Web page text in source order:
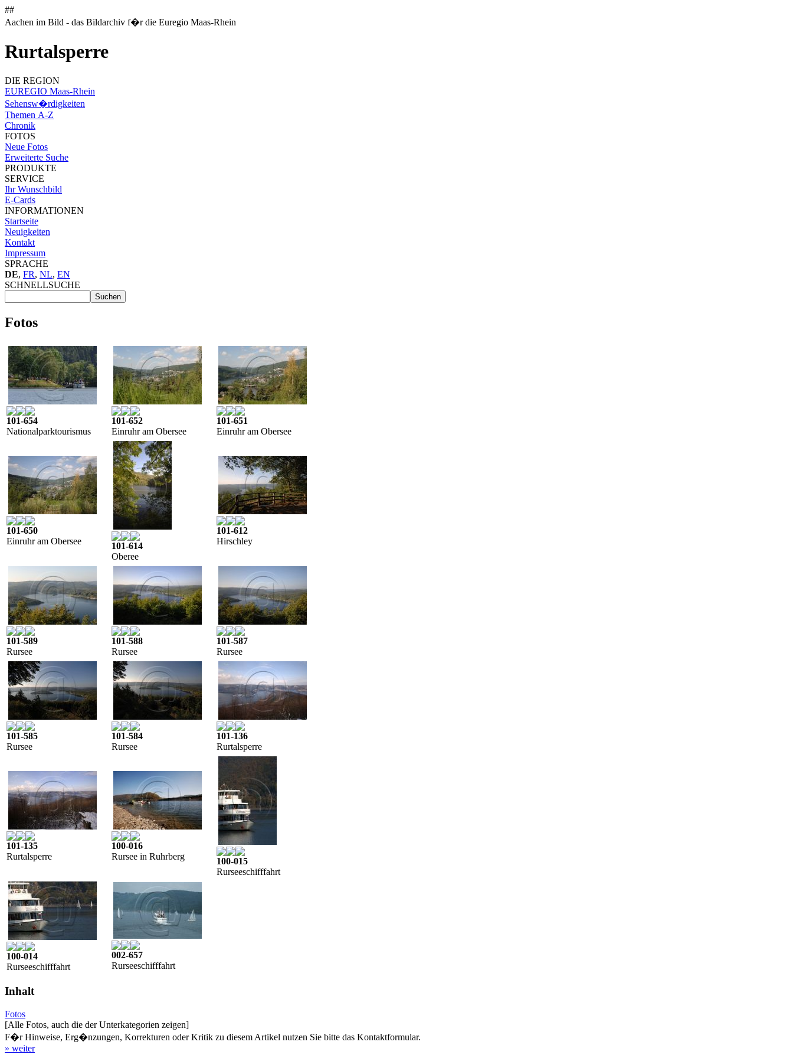
##
Aachen im Bild - das Bildarchiv f�r die Euregio Maas-Rhein
Rurtalsperre
DIE REGION
EUREGIO Maas-Rhein
Sehensw�rdigkeiten
Themen A-Z
Chronik
FOTOS
Neue Fotos
Erweiterte Suche
PRODUKTE
SERVICE
Ihr Wunschbild
E-Cards
INFORMATIONEN
Startseite
Neuigkeiten
Kontakt
Impressum
SPRACHE
DE, FR, NL, EN
SCHNELLSUCHE
Fotos
101-654
Nationalparktourismus
101-652
Einruhr am Obersee
101-651
Einruhr am Obersee
101-650
Einruhr am Obersee
101-614
Oberee
101-612
Hirschley
101-589
Rursee
101-588
Rursee
101-587
Rursee
101-585
Rursee
101-584
Rursee
101-136
Rurtalsperre
101-135
Rurtalsperre
100-016
Rursee in Ruhrberg
100-015
Rurseeschifffahrt
100-014
Rurseeschifffahrt
002-657
Rurseeschifffahrt
Inhalt
Fotos
[Alle Fotos, auch die der Unterkategorien zeigen]
F�r Hinweise, Erg�nzungen, Korrekturen oder Kritik zu diesem Artikel nutzen Sie bitte das Kontaktformular.
» weiter